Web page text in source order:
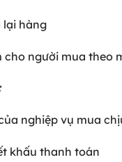
lại hàng
người mua theo
nghiệp vụ mua
khấu thanh toán